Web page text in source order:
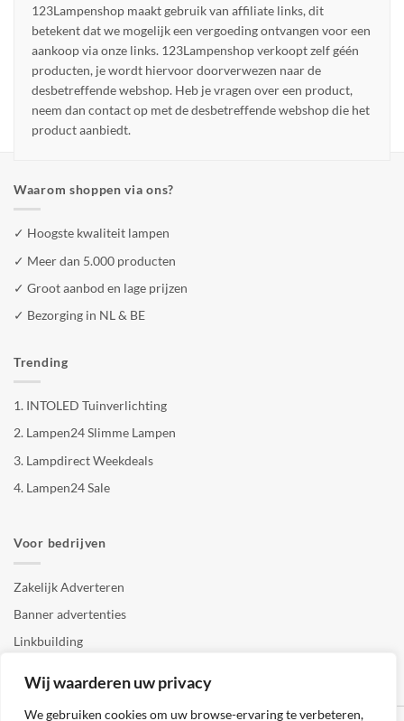
Wij waarderen uw privacy
We gebruiken cookies om uw browse-ervaring te verbeteren,
123Lampenshop maakt gebruik van affiliate links, dit
betekent dat we mogelijk een vergoeding ontvangen voor een
aankoop via onze links. 123Lampenshop verkoopt zelf géén
producten, je wordt hiervoor doorverwezen naar de
desbetreffende webshop. Heb je vragen over een product,
neem dan contact op met de desbetreffende webshop die het
product aanbiedt.
Waarom shoppen via ons?
✓ Hoogste kwaliteit lampen
✓ Meer dan 5.000 producten
✓ Groot aanbod en lage prijzen
✓ Bezorging in NL & BE
Trending
1. INTOLED Tuinverlichting
2. Lampen24 Slimme Lampen
3. Lampdirect Weekdeals
4. Lampen24 Sale
Voor bedrijven
Zakelijk Adverteren
Banner advertenties
Linkbuilding